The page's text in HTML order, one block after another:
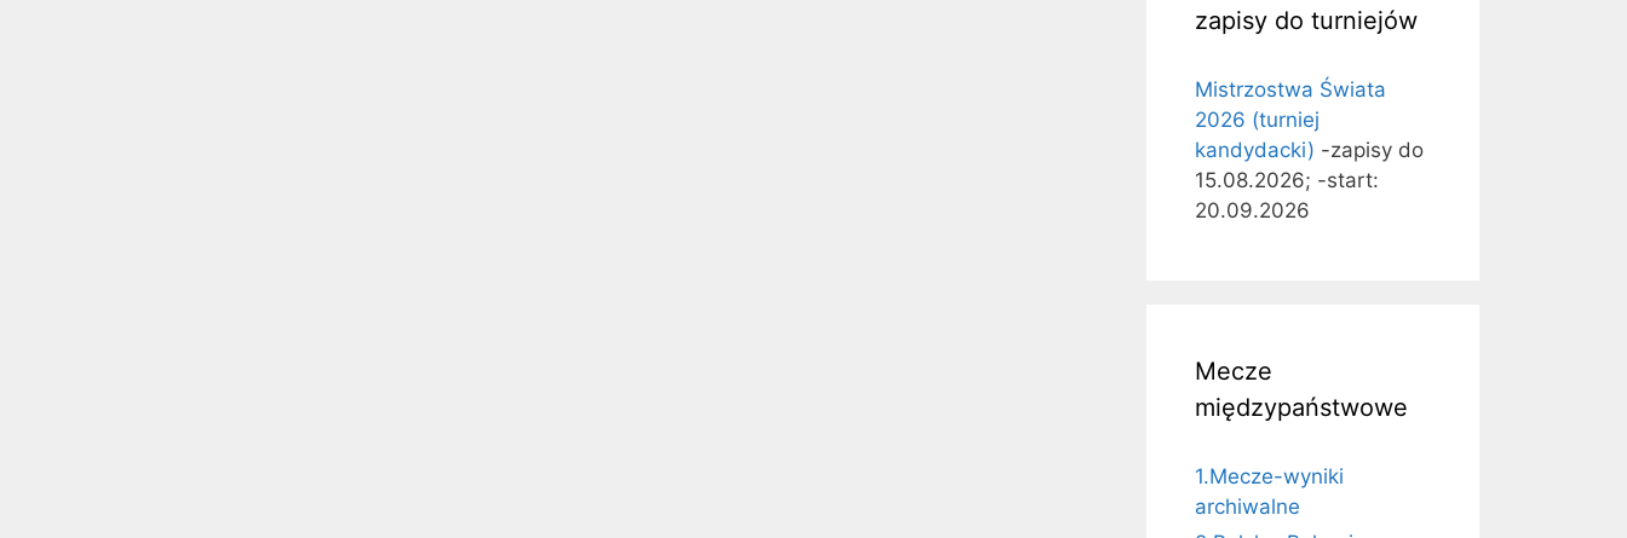
zapisy do turniejów
Mistrzostwa Świata
2026 (turniej
kandydacki) -zapisy do
15.08.2026; -start:
20.09.2026
Mecze
międzypaństwowe
1.Mecze-wyniki
archiwalne